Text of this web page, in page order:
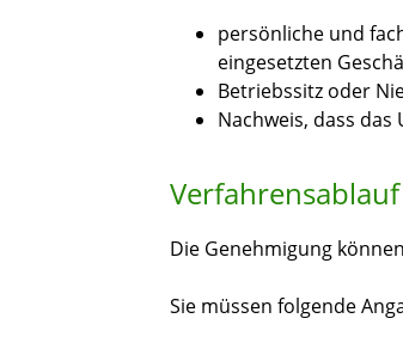
persönliche und
eingesetzten
Betriebssitz oder
Nachweis, dass
Verfahrensablauf
Die Genehmigung
Sie müssen folgende